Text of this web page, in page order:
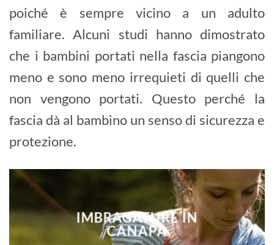
poiché è sempre vicino a un adulto
familiare. Alcuni studi hanno dimostrato
che i bambini portati nella fascia piangono
meno e sono meno irrequieti di quelli che
non vengono portati. Questo perché la
fascia dà al bambino un senso di sicurezza e
protezione.
IMBRAGATURE IN
CANAPA